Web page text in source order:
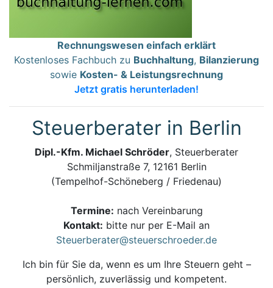
Rechnungswesen einfach erklärt
Kostenloses Fachbuch zu Buchhaltung, Bilanzierung
sowie Kosten- & Leistungsrechnung
Jetzt gratis herunterladen!
Steuerberater in Berlin
Dipl.-Kfm. Michael Schröder, Steuerberater
Schmiljanstraße 7, 12161 Berlin
(Tempelhof-Schöneberg / Friedenau)
Termine: nach Vereinbarung
Kontakt: bitte nur per E-Mail an
Steuerberater@steuerschroeder.de
Ich bin für Sie da, wenn es um Ihre Steuern geht –
persönlich, zuverlässig und kompetent.